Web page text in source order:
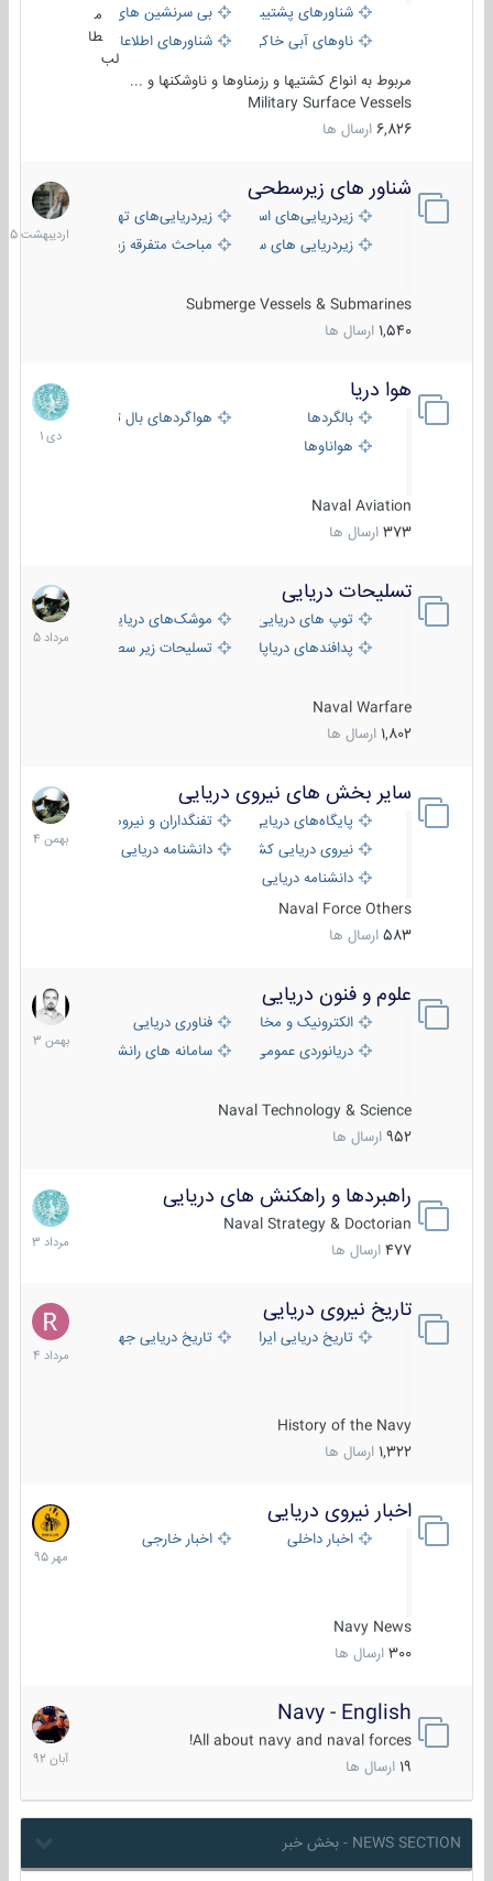
شناورهای پشتیبانی
بی سرنشین های دریایی
ناوهای آبی خاکی و نیروبرشناورهای اطلاعاتی و جاسوسی
طا
لب
مربوط به انواع کشتیها و رزمناوها و ناوشکنها و ...
Military Surface Vessels
6,826 ارسال ها
شناور های زیرسطحی
زیردریایی‌های استراتژیکزیردریایی‌های تهاجمی
زیردریایی های سبک
مباحث متفرقه زیرسطحی
Submerge Vessels & Submarines
1,540 ارسال ها
31
1405
هوا دریا
بالگردها
هواگردهای بال ثابت
هواناوها
Naval Aviation
373 ارسال ها
12
دی
1401
تسلیحات دریایی
توپ های دریایی
موشک‌های دریایی
پدافندهای دریاپایه
تسلیحات زیر سطحی
Naval Warfare
1,802 ارسال ها
2
مرداد
1405
سایر بخش های نیروی دریایی
پایگاه‌های دریایی
تفنگداران و نیروهای ویژه‌ی دریایی
نیروی دریایی کشورهای مختلفدانشنامه دریایی
دانشنامه دریایی کپی
Naval Force Others
583 ارسال ها
22
بهمن
1404
علوم و فنون دریایی
الکترونیک و مخابرات دریاییفناوری دریایی
دریانوردی عمومی
سامانه های رانشی دریایی
Naval Technology & Science
952 ارسال ها
6
بهمن
1403
راهبردها و راهکنش های دریایی
Naval Strategy & Doctorian
477 ارسال ها
2
مرداد
1403
تاریخ نیروی دریایی
تاریخ دریایی ایران تاریخ دریایی جهان
History of the Navy
1,322 ارسال ها
16
مرداد
1404
اخبار نیروی دریایی
اخبار داخلی اخبار خارجی
Navy News
300 ارسال ها
27
مهر
1395
Navy - English
All about navy and naval forces!
ارسال ها
22
آبان
1392
NEWS SECTION - بخش خبر